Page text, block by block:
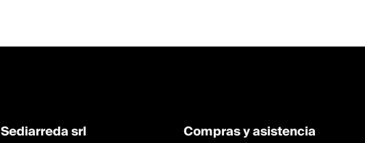
Sediarreda srl Compras y asistencia